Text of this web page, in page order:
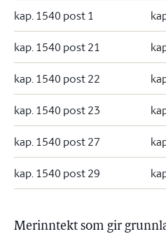
kap. 1540 post 1
kap. 1540 post 21
kap. 1540 post 22
kap. 1540 post 23
kap. 1540 post 27
kap. 1540 post 29
Merinntekt som gir